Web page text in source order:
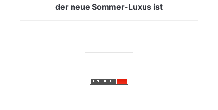
der neue Sommer-Luxus ist